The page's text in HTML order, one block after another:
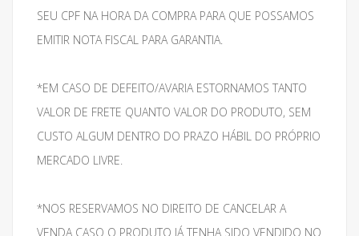
SEU CPF NA HORA DA COMPRA PARA QUE POSSAMOS
EMITIR NOTA FISCAL PARA GARANTIA.
*EM CASO DE DEFEITO/AVARIA ESTORNAMOS TANTO
VALOR DE FRETE QUANTO VALOR DO PRODUTO, SEM
CUSTO ALGUM DENTRO DO PRAZO HÁBIL DO PRÓPRIO
MERCADO LIVRE.
*NOS RESERVAMOS NO DIREITO DE CANCELAR A
VENDA CASO O PRODUTO JÁ TENHA SIDO VENDIDO NO